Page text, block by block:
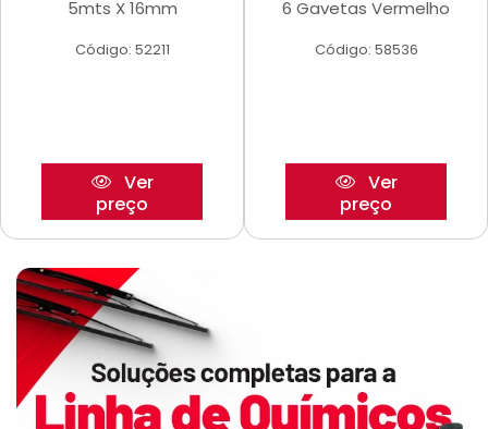
5mts X 16mm
Código: 52211
Ver
preço
6 Gavetas Vermelho
Código: 58536
Ver
preço